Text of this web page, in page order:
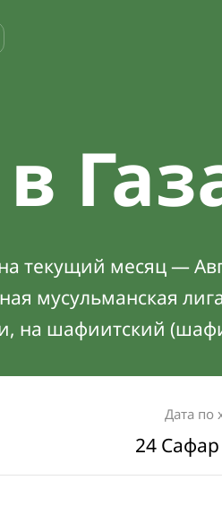
текущий месяц —
мусульманская
на шафиитский
Дата по
24